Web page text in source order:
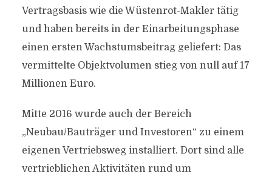
Vertragsbasis wie die Wüstenrot-Makler tätig
und haben bereits in der Einarbeitungsphase
einen ersten Wachstumsbeitrag geliefert: Das
vermittelte Objektvolumen stieg von null auf 17
Millionen Euro.
Mitte 2016 wurde auch der Bereich
„Neubau/Bauträger und Investoren“ zu einem
eigenen Vertriebsweg installiert. Dort sind alle
vertrieblichen Aktivitäten rund um